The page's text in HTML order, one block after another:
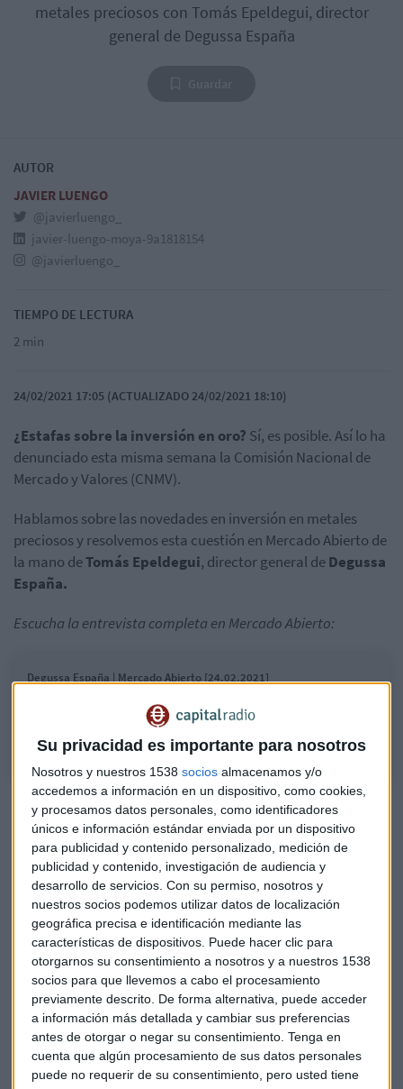
Su privacidad es importante para nosotros
Nosotros y nuestros 1538 socios almacenamos y/o
accedemos a información en un dispositivo, como cookies,
y procesamos datos personales, como identificadores
únicos e información estándar enviada por un dispositivo
para publicidad y contenido personalizado, medición de
publicidad y contenido, investigación de audiencia y
desarrollo de servicios. Con su permiso, nosotros y
nuestros socios podemos utilizar datos de localización
geográfica precisa e identificación mediante las
características de dispositivos. Puede hacer clic para
otorgarnos su consentimiento a nosotros y a nuestros 1538
socios para que llevemos a cabo el procesamiento
previamente descrito. De forma alternativa, puede acceder
a información más detallada y cambiar sus preferencias
antes de otorgar o negar su consentimiento. Tenga en
cuenta que algún procesamiento de sus datos personales
puede no requerir de su consentimiento, pero usted tiene
metales preciosos con Tomás Epeldegui, director
general de Degussa España
AUTOR
JAVIER LUENGO
@javierluengo_
javier-luengo-moya-9a1818154
@javierluengo_
TIEMPO DE LECTURA
2 min
24/02/2021 17:05 (ACTUALIZADO 24/02/2021 18:10)
¿Estafas sobre la inversión en oro? Sí, es posible. Así lo ha
denunciado esta misma semana la Comisión Nacional de
Mercado y Valores (CNMV).
Hablamos sobre las novedades en inversión en metales
preciosos y resolvemos esta cuestión en Mercado Abierto de
la mano deTomás Epeldegui, director general deDegussa
España.
Escucha la entrevista completa en Mercado Abierto:
Degussa España | Mercado Abierto [24.02.2021]
Epeldegui, director general de Degussa España
Aterriza el bitcoin en el mercado: ¿es el nuevo oro de tu
cartera?
Comprar oro físico es tan fácil como pedir por Amazon:
Así es el proceso
"Esfundamentalque si invertimos enoro físico tomemos
posesión del mismo
", asevera Epeldegui quien pone en
valor el papel de las compañías acreditadas dentro del
sector como es el Grupo Degussa.
Con Epeldegui hablamos sobre las dudas en torno aSempi
Gold. Todo ello después de que la CNMV, como hemos
apuntado, haya lanzado una alerta sobre una empresa que,
apunta,no está autorizada para prestar servicios de